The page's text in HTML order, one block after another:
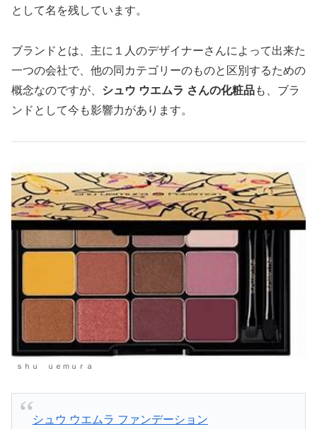
として名を残しています。
ブランドとは、主に１人のデザイナーさんによって出来た
一つの会社で、他の同カテゴリーのものと区別するための
概念なのですが、 シュウ ウエムラ さんの化粧品も、ブラ
ンドとして今も影響力があります。
ｓｈｕ ｕｅｍｕｒａ
シュウ ウエムラ ファンデーション